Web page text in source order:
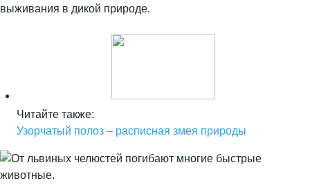
выживания в дикой природе.
Читайте также:
Узорчатый полоз – расписная змея природы